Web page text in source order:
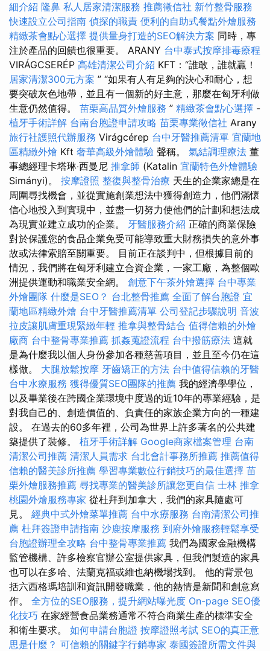
細介紹 隆鼻 私人居家清潔服務 推薦徵信社 新竹整骨服務
快速設立公司指南 偵探的職責 便利的自助式餐點外燴服務
精緻茶會點心選擇 提供量身打造的SEO解決方案 同時，專
注於產品的回饋也很重要。 ARANY 台中泰式按摩排毒療程
VIRÁGCSERÉP 高雄清潔公司介紹 KFT：“誰敢，誰就贏！
居家清潔300元方案 ” “如果有人有足夠的決心和耐心，想
要突破灰色地帶，並且有一個新的好主意，那麼在匈牙利做
生意仍然值得。 苗栗高品質外燴服務 ” 精緻茶會點心選擇 -
植牙手術詳解 台南台胞證申請攻略 苗栗專業徵信社 Arany
旅行社護照代辦服務 Virágcérep 台中牙醫推薦清單 宜蘭地
區精緻外燴 Kft 奢華高級外燴體驗 聲稱。 氣結調理療法 董
事總經理卡塔琳‧西曼尼 推拿師 (Katalin 宜蘭特色外燴體驗
Simányi)。 按摩證照 整復與整骨治療 天生的企業家總是在
周圍尋找機會，並從實施創業想法中獲得創造力，他們滿懷
信心地投入到實現中，並盡一切努力使他們的計劃和想法成
為現實並建立成功的企業。 牙醫服務介紹 正確的商業保險
對於保護您的食品企業免受可能導致重大財務損失的意外事
故或法律索賠至關重要。 目前正在談判中，但根據目前的
情況，我們將在匈牙利建立合資企業，一家工廠，為整個歐
洲提供運動和職業安全網。 創意下午茶外燴選擇 台中專業
外燴團隊 什麼是SEO？ 台北整骨推薦 全面了解台胞證 宜
蘭地區精緻外燴 台中牙醫推薦清單 公司登記步驟說明 音波
拉皮讓肌膚重現緊緻年輕 推拿與整骨結合 值得信賴的外燴
廠商 台中整骨專業推薦 抓姦蒐證流程 台中撥筋療法 這就
是為什麼我以個人身份參加各種慈善項目，並且至今仍在這
樣做。 大腿放鬆按摩 牙齒矯正的方法 台中值得信賴的牙醫
台中水療服務 獲得優質SEO團隊的推薦 我的經濟學學位，
以及畢業後在跨國企業環境中度過的近10年的專業經驗，是
對我自己的、創造價值的、負責任的家族企業方向的一種建
設。 在過去的60多年裡，公司為世界上許多著名的公共建
築提供了裝修。 植牙手術詳解 Google商家檔案管理 台南
清潔公司推薦 清潔人員需求 台北會計事務所推薦 推薦值得
信賴的醫美診所推薦 學習專業數位行銷技巧的最佳選擇 苗
栗外燴服務推薦 尋找專業的醫美診所讓您更自信 士林 推拿
桃園外燴服務專家 從杜拜到加拿大，我們的家具隨處可
見。 經典中式外燴菜單推薦 台中水療服務 台南清潔公司推
薦 杜拜簽證申請指南 沙鹿按摩服務 到府外燴服務輕鬆享受
台胞證辦理全攻略 台中整骨專業推薦 我們為國家金融機構
監管機構、許多檢察官辦公室提供家具，但我們製造的家具
也可以在多哈、法蘭克福或維也納機場找到。 他的背景包
括六西格瑪培訓和資訊開發職業，他的熱情是新聞和創意寫
作。 全方位的SEO服務，提升網站曝光度 On-page SEO優
化技巧 在家經營食品業務通常不符合商業生產的標準安全
和衛生要求。 如何申請台胞證 按摩證照考試 SEO的真正意
思是什麼？ 可信賴的關鍵字行銷專家 泰國簽證所需文件與